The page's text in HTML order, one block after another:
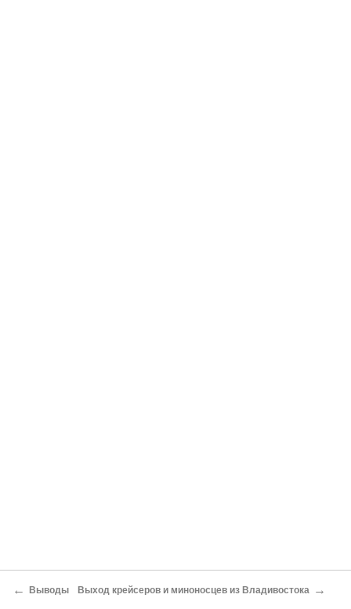
← Выводы Выход крейсеров и миноносцев из Владивостока →